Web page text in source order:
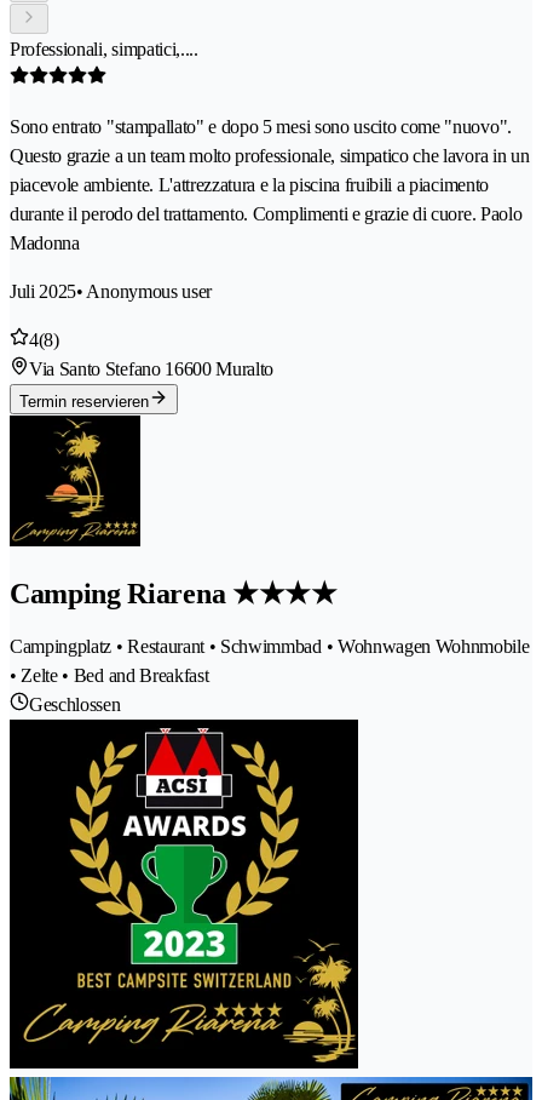
Professionali, simpatici,....
Sono entrato "stampallato" e dopo 5 mesi sono uscito come "nuovo".
Questo grazie a un team molto professionale, simpatico che lavora in un
piacevole ambiente. L'attrezzatura e la piscina fruibili a piacimento
durante il perodo del trattamento. Complimenti e grazie di cuore. Paolo
Madonna
Juli 2025• Anonymous user
4(8)
Via Santo Stefano 16600 Muralto
Termin reservieren
Camping Riarena ★★★★
Campingplatz • Restaurant • Schwimmbad • Wohnwagen Wohnmobile
• Zelte • Bed and Breakfast
Geschlossen